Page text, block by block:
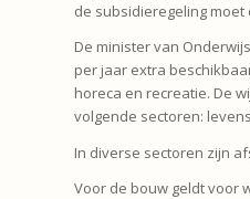
de subsidieregeling
De minister van
per jaar extra
horeca en recreatie. De
volgende sectoren:
In diverse sectoren zijn
Voor de bouw geldt voor